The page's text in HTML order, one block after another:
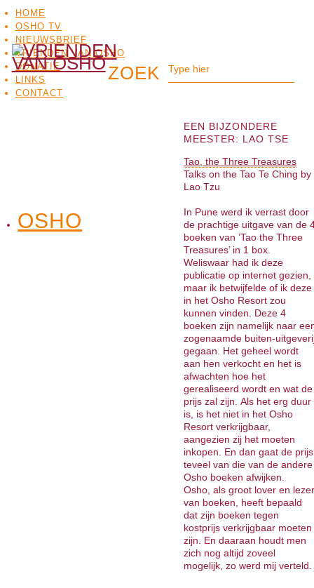
HOME
OSHO TV
NIEUWSBRIEF
VRIENDEN VAN OSHO
DONATIE
LINKS
CONTACT
OSHOOSHO MEDITATIE
EEN BIJZONDERE
MEESTER: LAO TSE
Tao, the Three Treasures
Talks on the Tao Te Ching by
Lao Tzu
In Pune werd ik verrast door
de prachtige uitgave van de
boeken van ’Tao the Three
Treasures’ in 1 box.
Weliswaar had ik deze
publicatie op internet gezien,
maar ik betwijfelde of ik deze
in het Osho Resort zou
kunnen vinden. Deze 4
boeken zijn namelijk naar
zogenaamde buiten-
gegaan. Het geheel wordt
aan hen verkocht en het is
afwachten hoe het
gerealiseerd wordt en wat de
prijs zal zijn. Als het erg duur
is, is het niet in het Osho
Resort verkrijgbaar,
aangezien zij het moeten
inkopen. En dan gaat de prijs
teveel van die van de andere
Osho boeken afwijken.
Osho, als groot lover en lezer
van boeken, heeft bepaald
dat zijn boeken tegen
kostprijs verkrijgbaar moeten
zijn. En daaraan houdt men
zich nog altijd zoveel
mogelijk, zo werd mij verteld.